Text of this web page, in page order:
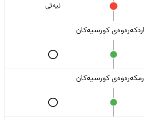
نیەتی
کورسیەکان
کورسیەکان